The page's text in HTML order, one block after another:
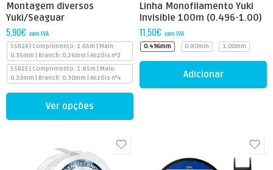
Montagem diversos
Yuki/Seaguar
5,90€ com IVA
SSB2A | Comprimento: 1.65m | Main:
0.35mm | Branch: 0.26mm | Anzóis nº2
SSB2E | Comprimento: 1.85m | Main:
0.33mm | Branch: 0.30mm | Anzóis nº4
Ver opções
Linha Monofilamento Yuki
Invisible 100m (0.496-1.00)
11,50€ com IVA
0.496mm 0.80mm 1.00mm
Adicionar